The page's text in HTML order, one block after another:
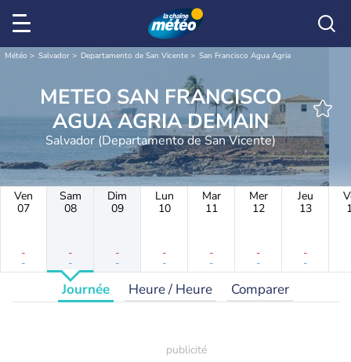
Météo Salvador Departamento de San Vicente San Francisco Agua Agria
METEO SAN FRANCISCO
AGUA AGRIA DEMAIN
Salvador (Departamento de San Vicente)
Ven
07
-
-
Sam
08
-
-
Dim
09
-
-
Lun
10
-
-
Mar
11
-
-
Mer
12
-
-
Jeu
13
-
-
Journée Heure / Heure Comparer